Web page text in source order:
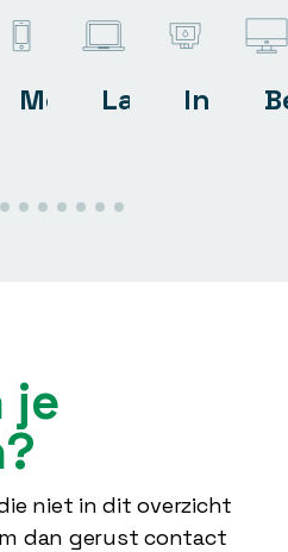
MobieltjesLaptops
je
niet in dit overzicht
dan gerust contact